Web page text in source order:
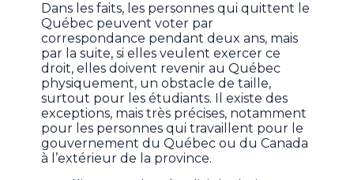
Dans les faits, les personnes qui quittent le
Québec peuvent voter par
correspondance pendant deux ans, mais
par la suite, si elles veulent exercer ce
droit, elles doivent revenir au Québec
physiquement, un obstacle de taille,
surtout pour les étudiants. Il existe des
exceptions, mais très précises, notamment
pour les personnes qui travaillent pour le
gouvernement du Québec ou du Canada
à l’extérieur de la province.